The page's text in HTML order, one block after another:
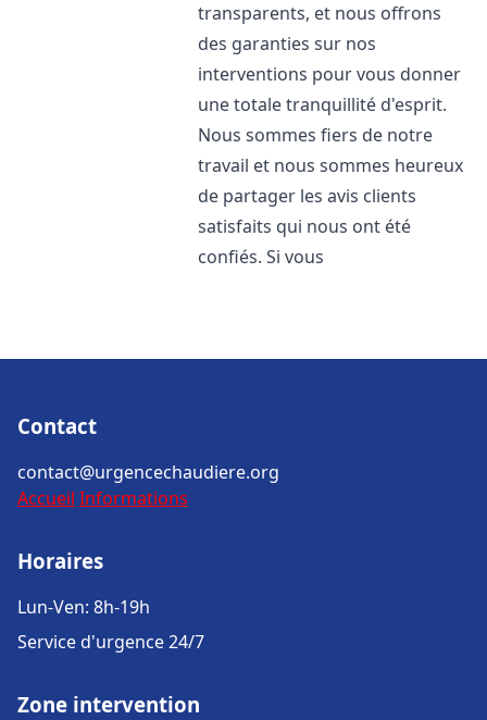
transparents, et nous offrons
des garanties sur nos
interventions pour vous donner
une totale tranquillité d'esprit.
Nous sommes fiers de notre
travail et nous sommes heureux
de partager les avis clients
satisfaits qui nous ont été
confiés. Si vous
Contact
contact@urgencechaudiere.org
Accueil Informations
Horaires
Lun-Ven: 8h-19h
Service d'urgence 24/7
Zone intervention